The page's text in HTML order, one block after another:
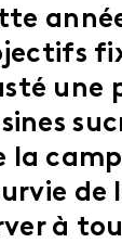
une
la
à